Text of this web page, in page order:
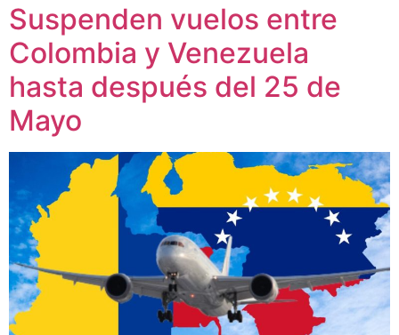
Suspenden vuelos entre
Colombia y Venezuela
hasta después del 25 de
Mayo